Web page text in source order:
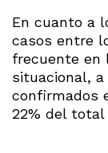
En cuanto a
casos entre
frecuente en
situacional, a
confirmados
22% del total